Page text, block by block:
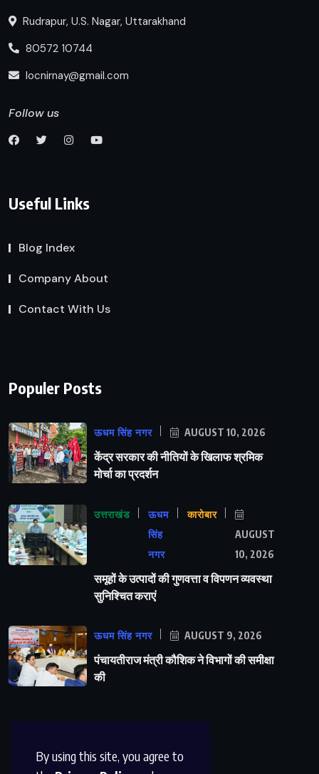
By using this site, you agree to
Rudrapur, U.S. Nagar, Uttarakhand
80572 10744
locnirnay@gmail.com
Follow us
Useful Links
Blog Index
Company About
Contact With Us
Populer Posts
ऊधम सिंह नगर AUGUST 10, 2026
केंद्र सरकार की नीतियों के खिलाफ श्रमिक
मोर्चा का प्रदर्शन
उत्तराखंड
ऊधम
सिंह
नगर
कारोबार
AUGUST
10, 2026
समूहों के उत्पादों की गुणवत्ता व विपणन व्यवस्था
सुनिश्चित कराएं
ऊधम सिंह नगर AUGUST 9, 2026
पंचायतीराज मंत्री कौशिक ने विभागों की समीक्षा
की